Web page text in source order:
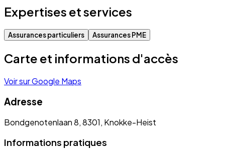
Expertises et services
Assurances particuliers Assurances PME
Carte et informations d'accès
Voir sur Google Maps
Adresse
Bondgenotenlaan 8, 8301, Knokke-Heist
Informations pratiques